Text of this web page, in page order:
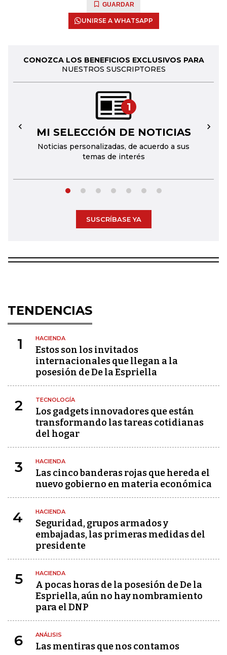
GUARDAR
UNIRSE A WHATSAPP
CONOZCA LOS BENEFICIOS EXCLUSIVOS PARA
NUESTROS SUSCRIPTORES
1
MI SELECCIÓN DE NOTICIAS
Noticias personalizadas, de acuerdo a sus
temas de interés
← →
SUSCRÍBASE YA
TENDENCIAS
1 HACIENDA
Estos son los invitados
internacionales que llegan a la
posesión de De la Espriella
2 TECNOLOGÍA
Los gadgets innovadores que están
transformando las tareas cotidianas
del hogar
3 HACIENDA
Las cinco banderas rojas que hereda el
nuevo gobierno en materia económica
4 HACIENDA
Seguridad, grupos armados y
embajadas, las primeras medidas del
presidente
5 HACIENDA
A pocas horas de la posesión de De la
Espriella, aún no hay nombramiento
para el DNP
6 ANÁLISIS
Las mentiras que nos contamos